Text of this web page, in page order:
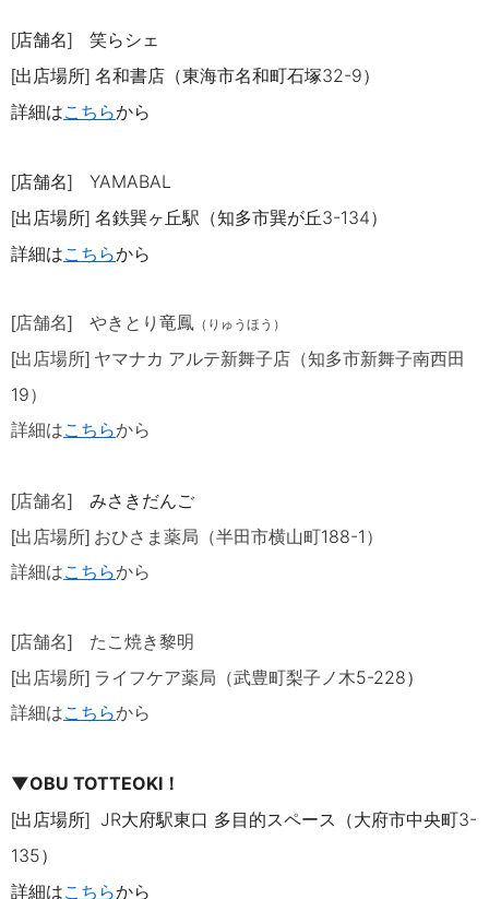
[店舗名] 笑らシェ
[出店場所] 名和書店（東海市名和町石塚32-9）
詳細はこちらから
[店舗名] YAMABAL
[出店場所] 名鉄巽ヶ丘駅（知多市巽が丘3-134）
詳細はこちらから
[店舗名] やきとり竜鳳 （りゅうほう）
[出店場所] ヤマナカ アルテ新舞子店（知多市新舞子南西田
19）
詳細はこちらから
[店舗名] みさきだんご
[出店場所] おひさま薬局（半田市横山町188-1 ）
詳細はこちらから
[店舗名] たこ焼き黎明
[出店場所] ライフケア薬局（武豊町梨子ノ木5-228）
詳細はこちらから
▼OBU TOTTEOKI！
[出店場所]
JR大府駅東口 多目的スペース（大府市中央町3-
135）
詳細はこちらから